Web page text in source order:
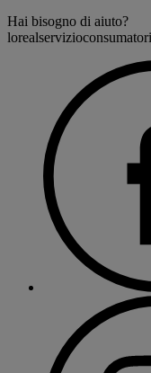
Hai bisogno di aiuto?